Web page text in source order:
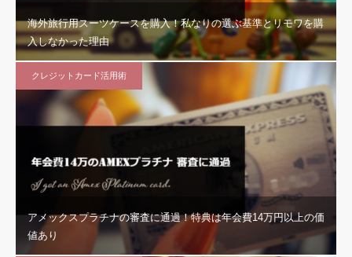
海外旅行用スーツケースを購入！私なりの選ぶ基準とリモワを購
入しなかった理由
クレジットカード活用術
アメックスプラチナの審査に通過！特典は年会費14万円以上の価
値あり